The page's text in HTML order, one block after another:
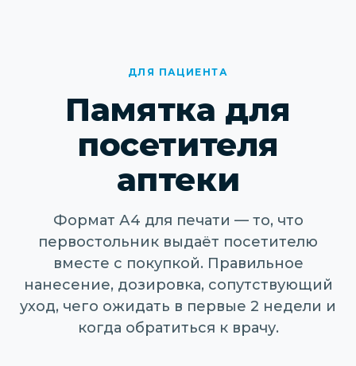
ДЛЯ ПАЦИЕНТА
Памятка для
посетителя
аптеки
Формат А4 для печати — то, что
первостольник выдаёт посетителю
вместе с покупкой. Правильное
нанесение, дозировка, сопутствующий
уход, чего ожидать в первые 2 недели и
когда обратиться к врачу.